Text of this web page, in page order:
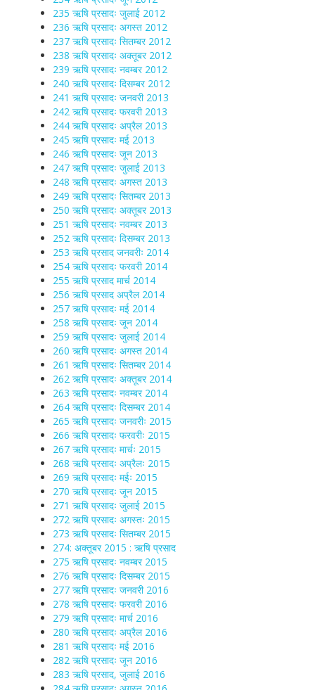
235 ऋषि प्रसादः जुलाई 2012
236 ऋषि प्रसादः अगस्त 2012
237 ऋषि प्रसादः सितम्बर 2012
238 ऋषि प्रसादः अक्तूबर 2012
239 ऋषि प्रसादः नवम्बर 2012
240 ऋषि प्रसादः दिसम्बर 2012
241 ऋषि प्रसादः जनवरी 2013
242 ऋषि प्रसादः फरवरी 2013
244 ऋषि प्रसादः अप्रैल 2013
245 ऋषि प्रसादः मई 2013
246 ऋषि प्रसादः जून 2013
247 ऋषि प्रसादः जुलाई 2013
248 ऋषि प्रसादः अगस्त 2013
249 ऋषि प्रसादः सितम्बर 2013
250 ऋषि प्रसादः अक्तूबर 2013
251 ऋषि प्रसादः नवम्बर 2013
252 ऋषि प्रसादः दिसम्बर 2013
253 ऋषि प्रसाद जनवरीः 2014
254 ऋषि प्रसादः फरवरी 2014
255 ऋषि प्रसाद मार्च 2014
256 ऋषि प्रसाद अप्रैल 2014
257 ऋषि प्रसादः मई 2014
258 ऋषि प्रसादः जून 2014
259 ऋषि प्रसादः जुलाई 2014
260 ऋषि प्रसादः अगस्त 2014
261 ऋषि प्रसादः सितम्बर 2014
262 ऋषि प्रसादः अक्तूबर 2014
263 ऋषि प्रसादः नवम्बर 2014
264 ऋषि प्रसादः दिसम्बर 2014
265 ऋषि प्रसादः जनवरीः 2015
266 ऋषि प्रसादः फरवरीः 2015
267 ऋषि प्रसादः मार्चः 2015
268 ऋषि प्रसादः अप्रैलः 2015
269 ऋषि प्रसादः मईः 2015
270 ऋषि प्रसादः जून 2015
271 ऋषि प्रसादः जुलाई 2015
272 ऋषि प्रसादः अगस्तः 2015
273 ऋषि प्रसादः सितम्बर 2015
274: अक्तूबर 2015 : ऋषि प्रसाद
275 ऋषि प्रसादः नवम्बर 2015
276 ऋषि प्रसादः दिसम्बर 2015
277 ऋषि प्रसादः जनवरी 2016
278 ऋषि प्रसादः फरवरी 2016
279 ऋषि प्रसादः मार्च 2016
280 ऋषि प्रसादः अप्रैल 2016
281 ऋषि प्रसादः मई 2016
282 ऋषि प्रसादः जून 2016
283 ऋषि प्रसाद, जुलाई 2016